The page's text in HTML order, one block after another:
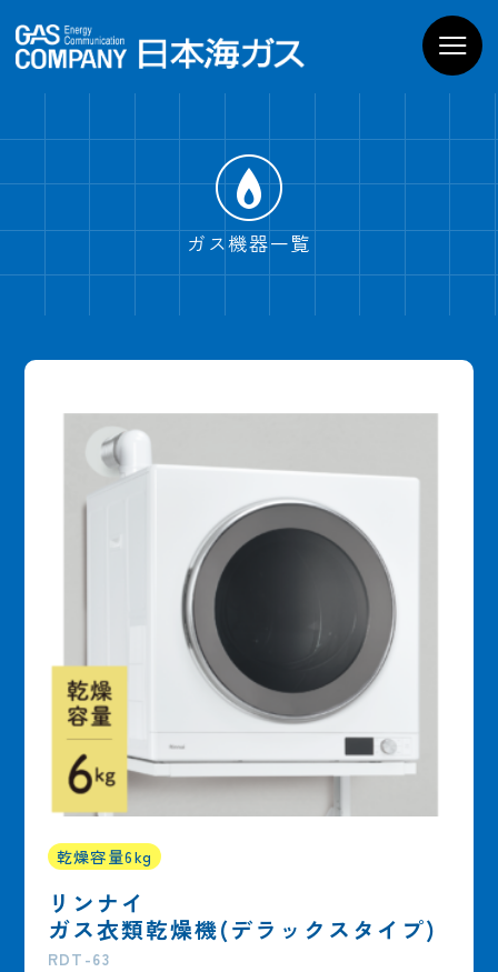
お家のガス機器
商品一覧
導入までの流れ
ショールームPregoを
ガス機器一覧
乾燥容量6kg
リンナイ
ガス衣類乾燥機(デラックスタイプ)
RDT-63